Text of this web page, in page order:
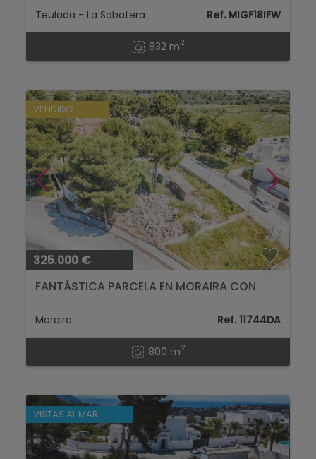
Teulada - La Sabatera Ref. MIGF18IFW
832 m2
VENDIDO
325.000 €
FANTÁSTICA PARCELA EN MORAIRA CON
Moraira Ref. 11744DA
800 m2
VISTAS AL MAR